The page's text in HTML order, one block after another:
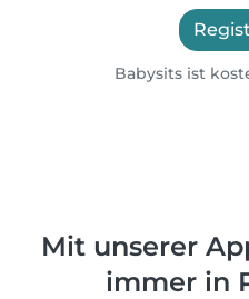
Babysits ist
Mit unserer
immer in